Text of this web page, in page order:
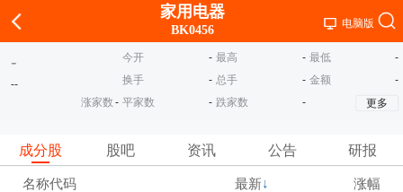
家用电器
BK0456 电脑版
-
--
今开 - 最高 - 最低
-
换手
- 总手 - 金额
-
涨家数 - 平家数 - 跌家数 - 更多
成分股 股吧 资讯 公告 研报
名称代码 最新↓ 涨幅